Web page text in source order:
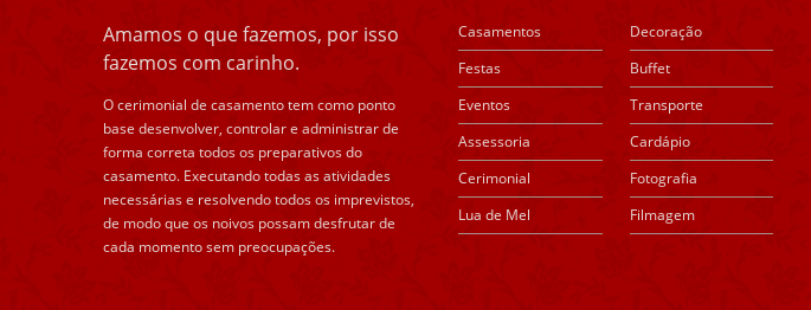
Amamos o que fazemos, por isso
fazemos com carinho.
O cerimonial de casamento tem como ponto
base desenvolver, controlar e administrar de
forma correta todos os preparativos do
casamento. Executando todas as atividades
necessárias e resolvendo todos os imprevistos,
de modo que os noivos possam desfrutar de
cada momento sem preocupações.
Casamentos
Festas
Eventos
Assessoria
Cerimonial
Lua de Mel
Decoração
Buffet
Transporte
Cardápio
Fotografia
Filmagem